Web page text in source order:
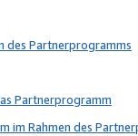
des Partnerprogramms
Partnerprogramm
im Rahmen des